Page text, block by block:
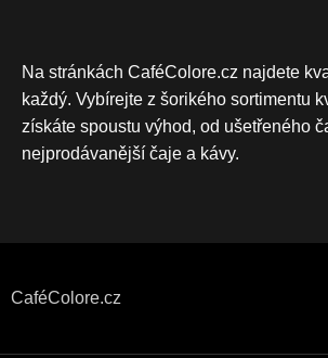
Na stránkách CaféColore.cz najdete
každý. Vybírejte z šorikého sortimentu
získáte spoustu výhod, od ušetřeného
nejprodávanější čaje a kávy.
CaféColore.cz